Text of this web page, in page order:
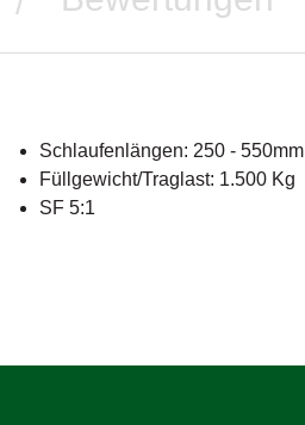
Schlaufenlängen: 250 - 550mm
Füllgewicht/Traglast: 1.500 Kg
SF 5:1